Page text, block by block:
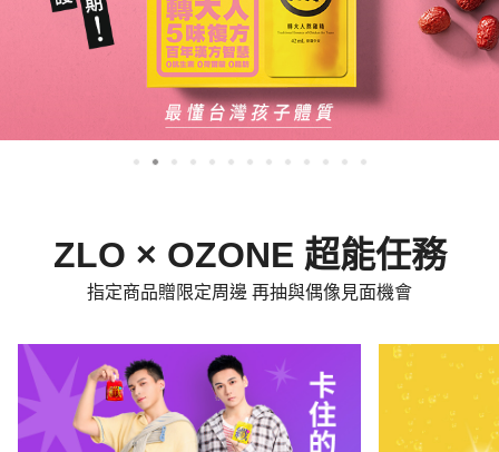
ZLO × OZONE 超能任務
指定商品贈限定周邊 再抽與偶像見面機會